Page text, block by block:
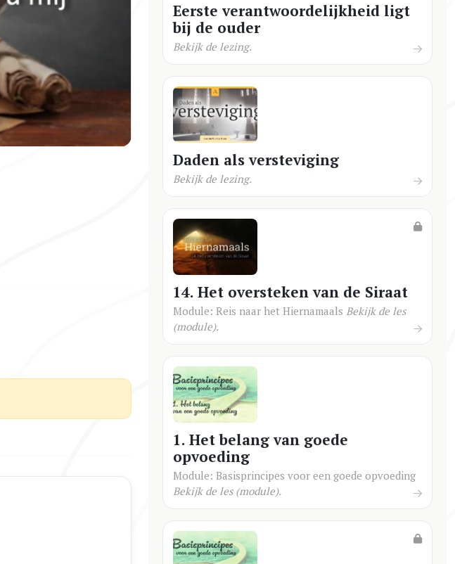
Eerste verantwoordelijkheid ligt
bij de ouder
Bekijk de lezing.
Daden als versteviging
Bekijk de lezing.
14. Het oversteken van de Siraat
Module: Reis naar het Hiernamaals Bekijk de les
(module).
1. Het belang van goede
opvoeding
Module: Basisprincipes voor een goede opvoeding
Bekijk de les (module).